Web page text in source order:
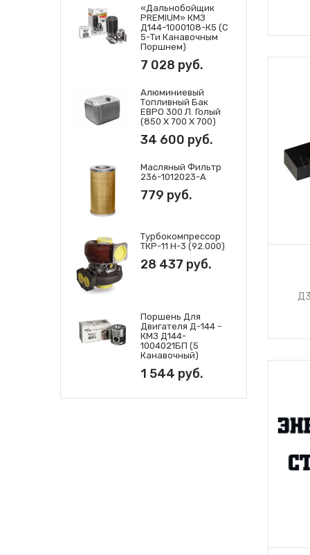
«Дальнобойщик
PREMIUM» КМЗ
Д144-1000108-К5 (с
5-Ти Канавочным
Поршнем)
7 028 руб.
Алюминиевый
Топливный Бак
ЕВРО 300 Л. Голый
(850 Х 700 Х 700)
34 600 руб.
Масляный Фильтр
236-1012023-А
779 руб.
Турбокомпрессор
ТКР-11 Н-3 (92.000)
28 437 руб.
Поршень Для
Двигателя Д-144 -
КМЗ Д144-
1004021БП (5
Канавочный)
1 544 руб.